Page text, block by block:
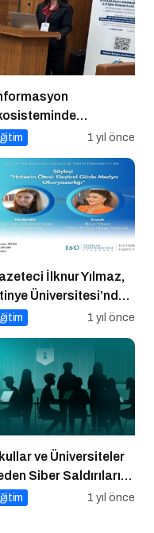
ve
1 yıl önce
İlknur Yılmaz,
Üniversitesi’nde
Medya
Oldu
1 yıl önce
ve Üniversiteler
Siber Saldırıların
1 yıl önce